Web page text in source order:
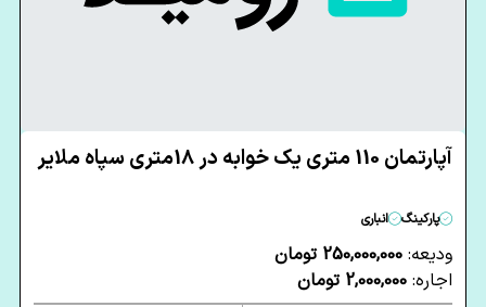
آپارتمان 110 متری یک خوابه در 18متری سپاه ملایر
پارکینگ انباری
ودیعه: 250,000,000 تومان
اجاره: 2,000,000 تومان